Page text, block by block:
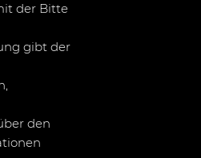
der Bitte
gibt der
den